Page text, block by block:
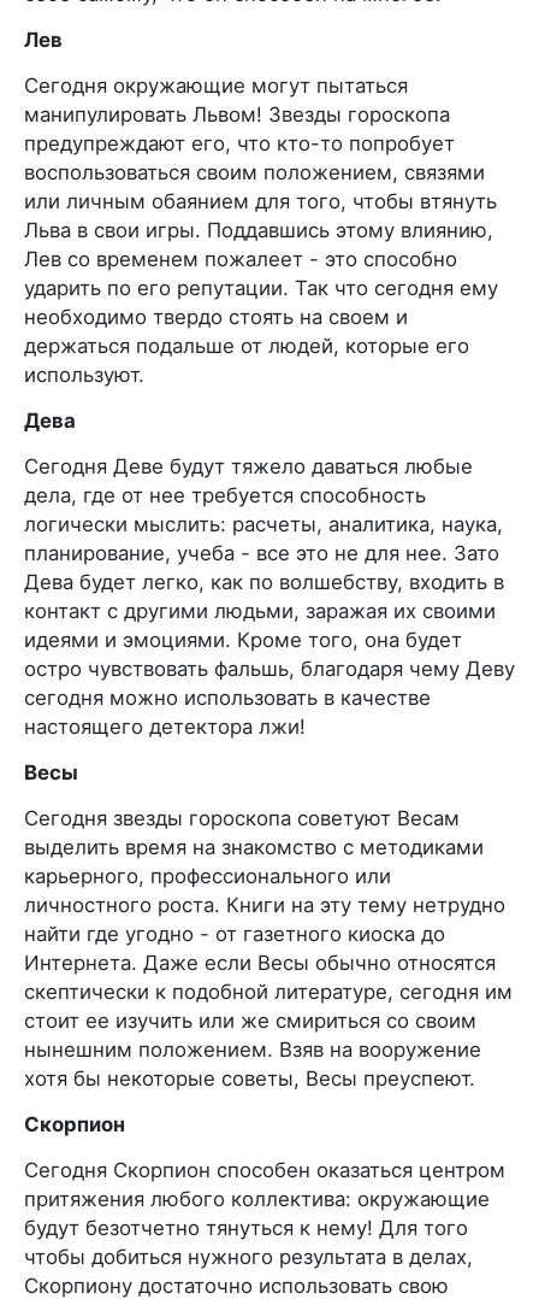
Лев
Сегодня окружающие могут пытаться
манипулировать Львом! Звезды гороскопа
предупреждают его, что кто-то попробует
воспользоваться своим положением, связями
или личным обаянием для того, чтобы втянуть
Льва в свои игры. Поддавшись этому влиянию,
Лев со временем пожалеет - это способно
ударить по его репутации. Так что сегодня ему
необходимо твердо стоять на своем и
держаться подальше от людей, которые его
используют.
Дева
Сегодня Деве будут тяжело даваться любые
дела, где от нее требуется способность
логически мыслить: расчеты, аналитика, наука,
планирование, учеба - все это не для нее. Зато
Дева будет легко, как по волшебству, входить в
контакт с другими людьми, заражая их своими
идеями и эмоциями. Кроме того, она будет
остро чувствовать фальшь, благодаря чему Деву
сегодня можно использовать в качестве
настоящего детектора лжи!
Весы
Сегодня звезды гороскопа советуют Весам
выделить время на знакомство с методиками
карьерного, профессионального или
личностного роста. Книги на эту тему нетрудно
найти где угодно - от газетного киоска до
Интернета. Даже если Весы обычно относятся
скептически к подобной литературе, сегодня им
стоит ее изучить или же смириться со своим
нынешним положением. Взяв на вооружение
хотя бы некоторые советы, Весы преуспеют.
Скорпион
Сегодня Скорпион способен оказаться центром
притяжения любого коллектива: окружающие
будут безотчетно тянуться к нему! Для того
чтобы добиться нужного результата в делах,
Скорпиону достаточно использовать свою